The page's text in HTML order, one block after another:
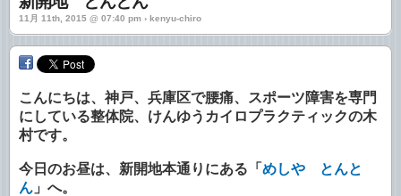
11月 11th, 2015 @ 07:40 pm › kenyu-chiro
こんにちは、神戸、兵庫区で腰痛、スポーツ障害を専門
にしている整体院、けんゆうカイロプラクティックの木
村です。
今日のお昼は、新開地本通りにある「めしや とんと
ん 」へ。